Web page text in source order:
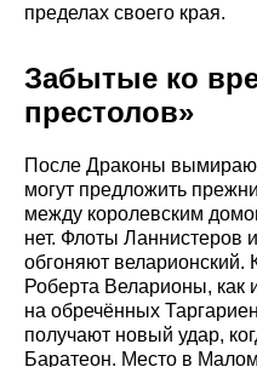
пределах своего края.
Забытые ко
престолов»
После Драконы
могут предложить
между королевским
нет. Флоты Ланнистеров
обгоняют веларионский.
Роберта Веларионы, как
на обречённых
получают новый удар,
Баратеон. Место в